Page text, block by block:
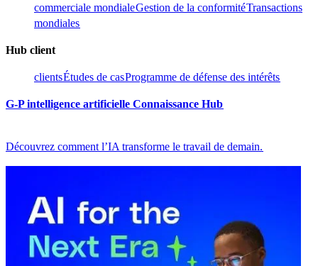
commerciale mondiale​​Gestion de la conformité​​Transactions
mondiales​​
Hub client​​
clients​​Études de cas​​Programme de défense des intérêts​​
G-P intelligence artificielle Connaissance Hub​​
Découvrez comment l’IA transforme le travail de demain.​​